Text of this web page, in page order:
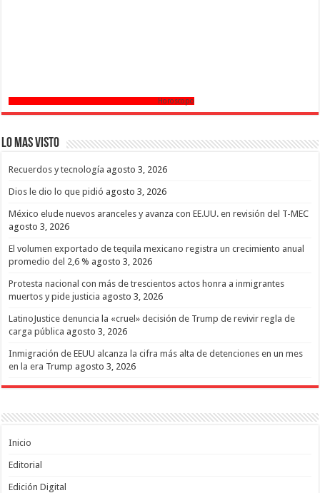
Horoscopo
Lo mas Visto
Recuerdos y tecnología agosto 3, 2026
Dios le dio lo que pidió agosto 3, 2026
México elude nuevos aranceles y avanza con EE.UU. en revisión del T-MEC
agosto 3, 2026
El volumen exportado de tequila mexicano registra un crecimiento anual
promedio del 2,6 % agosto 3, 2026
Protesta nacional con más de trescientos actos honra a inmigrantes
muertos y pide justicia agosto 3, 2026
LatinoJustice denuncia la «cruel» decisión de Trump de revivir regla de
carga pública agosto 3, 2026
Inmigración de EEUU alcanza la cifra más alta de detenciones en un mes
en la era Trump agosto 3, 2026
Inicio
Editorial
Edición Digital